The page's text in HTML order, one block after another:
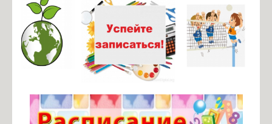
Чернявская К.А., учитель русского языка
Новик Ю.Ю., учитель русского языка
Удальцова М.Д., учитель русского языка
Косаржевская Я.Л., учитель географии
Тиханова С.С., учитель биологии